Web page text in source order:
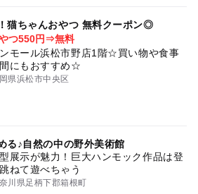
猫ちゃんおやつ 無料クーポン◎
つ550円⇒無料
モール浜松市野店1階☆買い物や食事
にもおすすめ☆
県浜松市中央区
る♪自然の中の野外美術館
展示が魅力！巨大ハンモック作品は登
ねて遊べちゃう
川県足柄下郡箱根町